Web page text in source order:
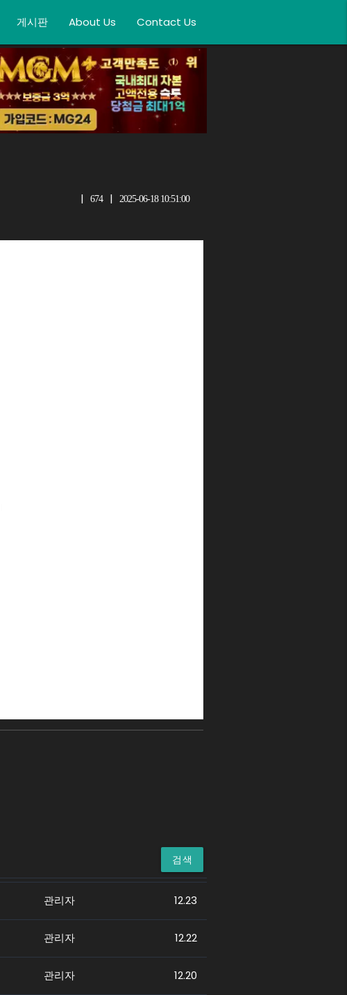
게시판 About Us Contact Us
| 674 | 2025-06-18 10:51:00
검색
관리자 12.23
관리자 12.22
관리자 12.20